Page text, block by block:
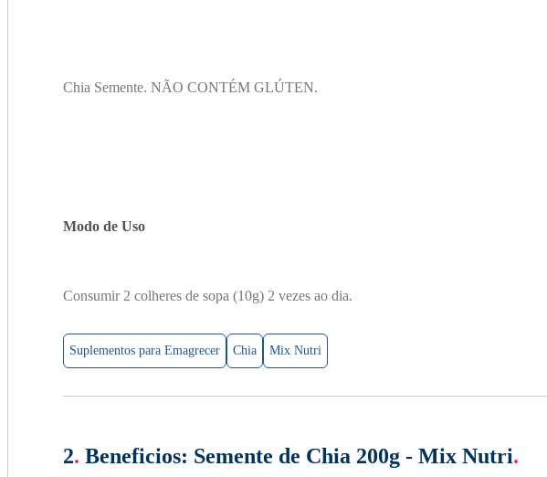
Chia Semente. NÃO CONTÉM GLÚTEN.
Modo de Uso
Consumir 2 colheres de sopa (10g) 2 vezes ao dia.
Suplementos para Emagrecer Chia Mix Nutri
2. Beneficios: Semente de Chia 200g - Mix Nutri.